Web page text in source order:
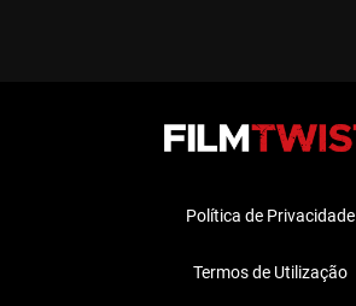
Política de Privacidade
Termos de Utilização